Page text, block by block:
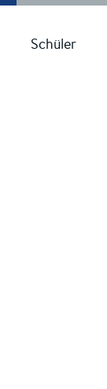
Schüler